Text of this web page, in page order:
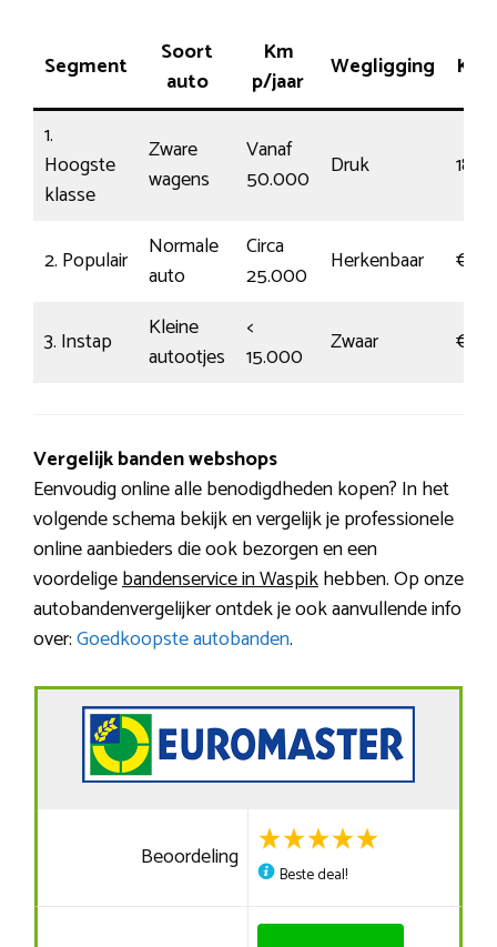
Segment
Soort
auto
Km
p/jaar
Wegligging
1.
Hoogste
klasse
Zware
wagens
Vanaf
50.000
Druk 180
2. Populair
Normale
auto
Circa
25.000
Herkenbaar €118
3. Instap
Kleine
autootjes
<
15.000
Zwaar €79
Vergelijk banden webshops
Eenvoudig online alle benodigdheden kopen? In het
volgende schema bekijk en vergelijk je professionele
online aanbieders die ook bezorgen en een
voordeligebandenservice in Waspikhebben. Op onze
autobandenvergelijker ontdek je ook aanvullende info
over:Goedkoopste autobanden.
Beoordeling
Beste deal!